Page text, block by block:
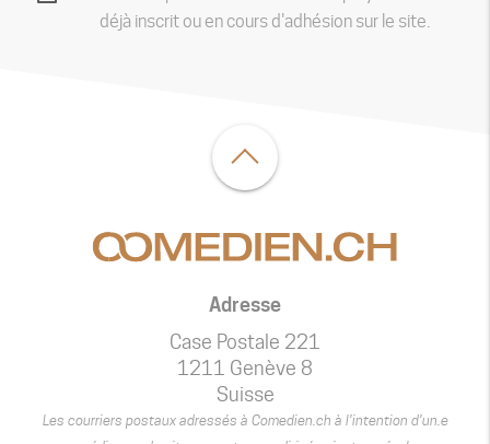
déjà inscrit ou en cours d'adhésion sur le site.
Adresse
Case Postale 221
1211 Genève 8
Suisse
Les courriers postaux adressés à Comedien.ch à l’intention d’un.e